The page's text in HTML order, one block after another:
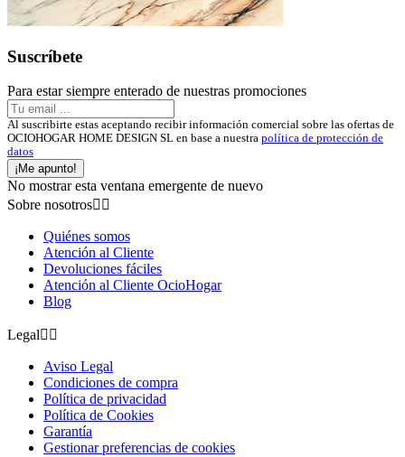
Suscríbete
Para estar siempre enterado de nuestras promociones
Al suscribirte estas aceptando recibir información comercial sobre las ofertas de
OCIOHOGAR HOME DESIGN SL en base a nuestra política de protección de
datos
¡Me apunto!
No mostrar esta ventana emergente de nuevo
Sobre nosotros 
Quiénes somos
Atención al Cliente
Devoluciones fáciles
Atención al Cliente OcioHogar
Blog
Legal 
Aviso Legal
Condiciones de compra
Política de privacidad
Política de Cookies
Garantía
Gestionar preferencias de cookies